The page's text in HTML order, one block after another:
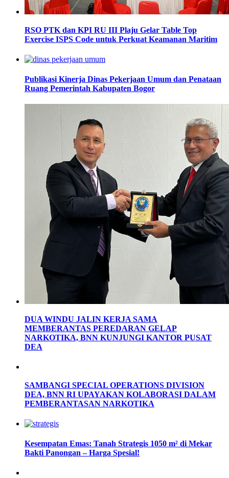
RSO PTK dan KPI RU III Plaju Gelar Table Top
Exercise ISPS Code untuk Perkuat Keamanan Maritim
Publikasi Kinerja Dinas Pekerjaan Umum dan Penataan
Ruang Pemerintah Kabupaten Bogor
DUA WINDU JALIN KERJA SAMA
MEMBERANTAS PEREDARAN GELAP
NARKOTIKA, BNN KUNJUNGI KANTOR PUSAT
DEA
SAMBANGI SPECIAL OPERATIONS DIVISION
DEA, BNN RI UPAYAKAN KOLABORASI DALAM
PEMBERANTASAN NARKOTIKA
Kesempatan Emas: Tanah Strategis 1050 m² di Mekar
Bakti Panongan – Harga Spesial!